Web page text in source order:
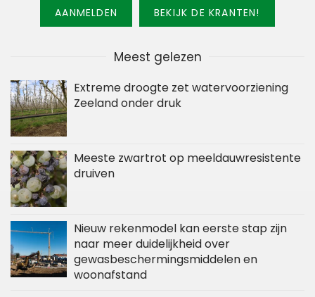
AANMELDEN BEKIJK DE KRANTEN!
Meest gelezen
Extreme droogte zet watervoorziening
Zeeland onder druk
Meeste zwartrot op meeldauwresistente
druiven
Nieuw rekenmodel kan eerste stap zijn
naar meer duidelijkheid over
gewasbeschermingsmiddelen en
woonafstand